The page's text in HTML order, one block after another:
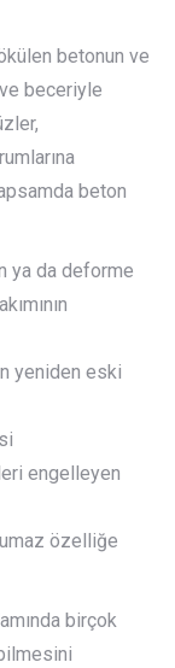
betonun ve
beceriyle
beton
ya da deforme
yeniden eski
engelleyen
özelliğe
birçok